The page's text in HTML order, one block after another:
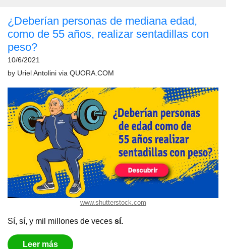
¿Deberían personas de mediana edad,
como de 55 años, realizar sentadillas con
peso?
10/6/2021
by Uriel Antolini via QUORA.COM
www.shutterstock.com
Sí, sí, y mil millones de veces sí.
Leer más